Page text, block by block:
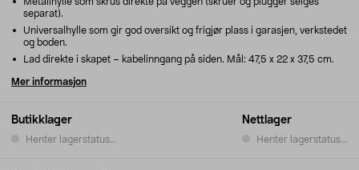
Butikklager
Henter lagerstatus...
Nettlager
Henter lagerstatus...
separat).
Universalhylle som gir god oversikt og frigjør plass i garasjen, verkstedet
og boden.
Lad direkte i skapet – kabelinngang på siden. Mål: 47,5 x 22 x 37,5 cm.
Mer informasjon